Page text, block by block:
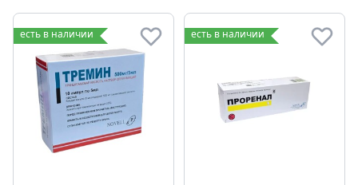
есть в наличии есть в наличии